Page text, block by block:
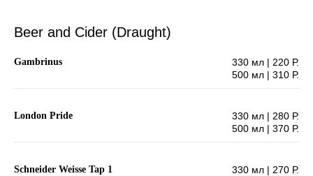
Beer and Cider (Draught)
Gambrinus
330 мл | 220 Р.
500 мл | 310 Р.
London Pride
330 мл | 280 Р.
500 мл | 370 Р.
Schneider Weisse Tap 1
330 мл | 270 Р.